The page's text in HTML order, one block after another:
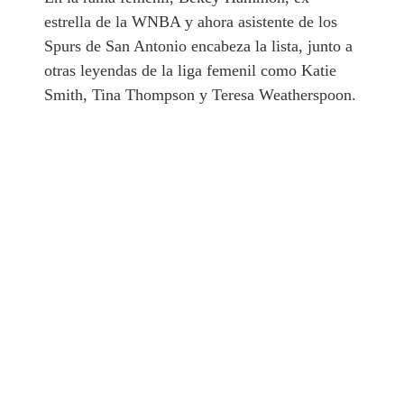
estrella de la WNBA y ahora asistente de los
Spurs de San Antonio encabeza la lista, junto a
otras leyendas de la liga femenil como Katie
Smith, Tina Thompson y Teresa Weatherspoon.